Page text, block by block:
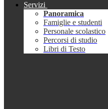
Servizi
Panoramica
Famiglie e studenti
Personale scolastico
Percorsi di studio
Libri di Testo